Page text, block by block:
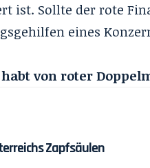
ist. Sollte der rote
eines
von roter
Zapfsäulen